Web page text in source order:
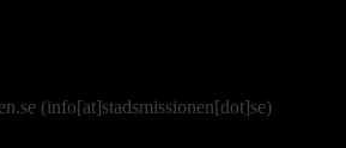
(info[at]stadsmissionen[dot]se)